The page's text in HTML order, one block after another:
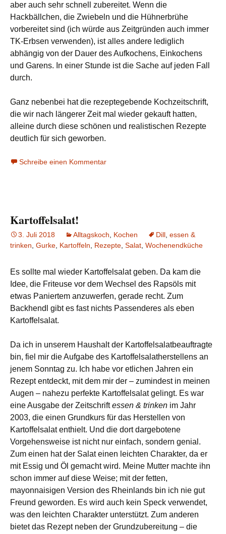
aber auch sehr schnell zubereitet. Wenn die
Hackbällchen, die Zwiebeln und die Hühnerbrühe
vorbereitet sind (ich würde aus Zeitgründen auch immer
TK-Erbsen verwenden), ist alles andere lediglich
abhängig von der Dauer des Aufkochens, Einkochens
und Garens. In einer Stunde ist die Sache auf jeden Fall
durch.
Ganz nebenbei hat die rezeptegebende Kochzeitschrift,
die wir nach längerer Zeit mal wieder gekauft hatten,
alleine durch diese schönen und realistischen Rezepte
deutlich für sich geworben.
Schreibe einen Kommentar
Kartoffelsalat!
3. Juli 2018 Alltagskoch Kochen Dill essen &
trinken Gurke Kartoffeln Rezepte Salat Wochenendküche
Es sollte mal wieder Kartoffelsalat geben. Da kam die
Idee, die Friteuse vor dem Wechsel des Rapsöls mit
etwas Paniertem anzuwerfen, gerade recht. Zum
Backhendl gibt es fast nichts Passenderes als eben
Kartoffelsalat.
Da ich in unserem Haushalt der Kartoffelsalatbeauftragte
bin, fiel mir die Aufgabe des Kartoffelsalatherstellens an
jenem Sonntag zu. Ich habe vor etlichen Jahren ein
Rezept entdeckt, mit dem mir der – zumindest in meinen
Augen – nahezu perfekte Kartoffelsalat gelingt. Es war
eine Ausgabe der Zeitschriftessen & trinken im Jahr
2003, die einen Grundkurs für das Herstellen von
Kartoffelsalat enthielt. Und die dort dargebotene
Vorgehensweise ist nicht nur einfach, sondern genial.
Zum einen hat der Salat einen leichten Charakter, da er
mit Essig und Öl gemacht wird. Meine Mutter machte ihn
schon immer auf diese Weise; mit der fetten,
mayonnaisigen Version des Rheinlands bin ich nie gut
Freund geworden. Es wird auch kein Speck verwendet,
was den leichten Charakter unterstützt. Zum anderen
bietet das Rezept neben der Grundzubereitung – die